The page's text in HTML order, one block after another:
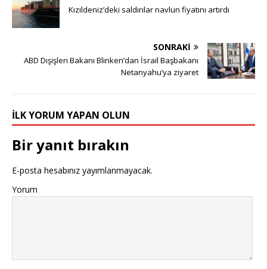
Kızıldeniz’deki saldırılar navlun fiyatını artırdı
SONRAKI
ABD Dışişleri Bakanı Blinken’dan İsrail Başbakanı
Netanyahu’ya ziyaret
İLK YORUM YAPAN OLUN
Bir yanıt bırakın
E-posta hesabınız yayımlanmayacak.
Yorum